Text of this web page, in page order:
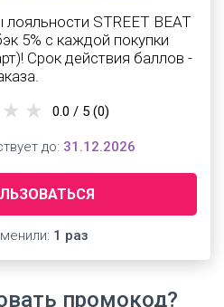
STREET BEAT
5% с каждой покупки
Срок действия баллов -
1 раз
0.0 / 5 (0)
до: 31.12.2026
промокод?